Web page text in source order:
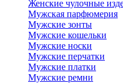
Женские чулочные
Мужская парфюмерия
Мужские зонты
Мужские кошельки
Мужские носки
Мужские перчатки
Мужские платки
Мужские ремни